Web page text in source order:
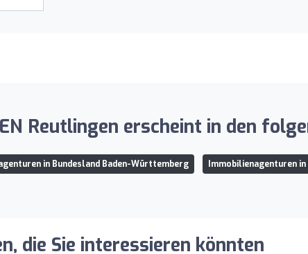
Reutlingen erscheint in den
in Bundesland Baden-Württemberg Immobilienagenturen
die Sie interessieren könnten